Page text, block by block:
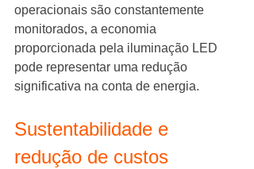
operacionais são constantemente
monitorados, a economia
proporcionada pela iluminação LED
pode representar uma redução
significativa na conta de energia.
Sustentabilidade e
redução de custos